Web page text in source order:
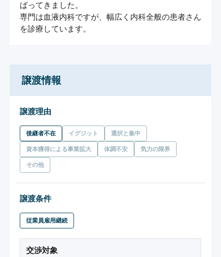
ばってきました。
専門は血液内科ですが、幅広く内科全般の患者さん
を診療しています。
譲渡情報
譲渡理由
後継者不在 イグジット 選択と集中
資本獲得による事業拡大 体調不安 気力の限界
その他
譲渡条件
従業員雇用継続
交渉対象